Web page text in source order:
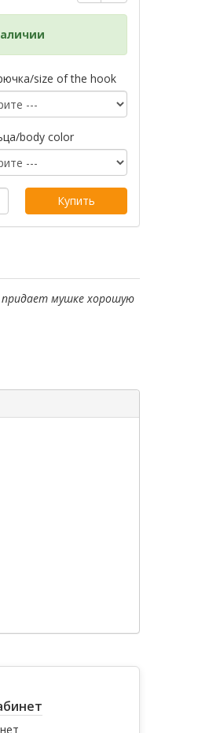
size of the hook
body color
Купить
придает мушке хорошую